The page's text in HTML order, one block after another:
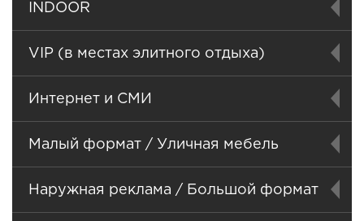
INDOOR
VIP (в местах элитного отдыха)
Интернет и СМИ
Малый формат / Уличная мебель
Наружная реклама / Большой формат